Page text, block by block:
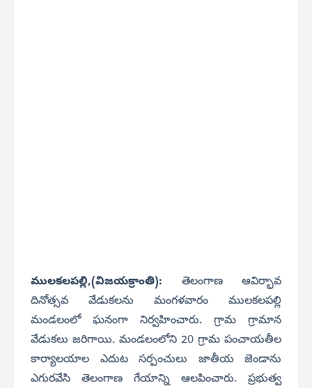
ములకలపల్లి,(విజయక్రాంతి): తెలంగాణ ఆవిర్భావ
దినోత్సవ వేడుకలను మంగళవారం ములకలపల్లి
మండలంలో ఘనంగా నిర్వహించారు. గ్రామ గ్రామాన
వేడుకలు జరిగాయి. మండలంలోని 20 గ్రామ పంచాయతీల
కార్యాలయాల ఎదుట సర్పంచులు జాతీయ జెండాను
ఎగురవేసి తెలంగాణ గేయాన్ని ఆలపించారు. ప్రభుత్వ